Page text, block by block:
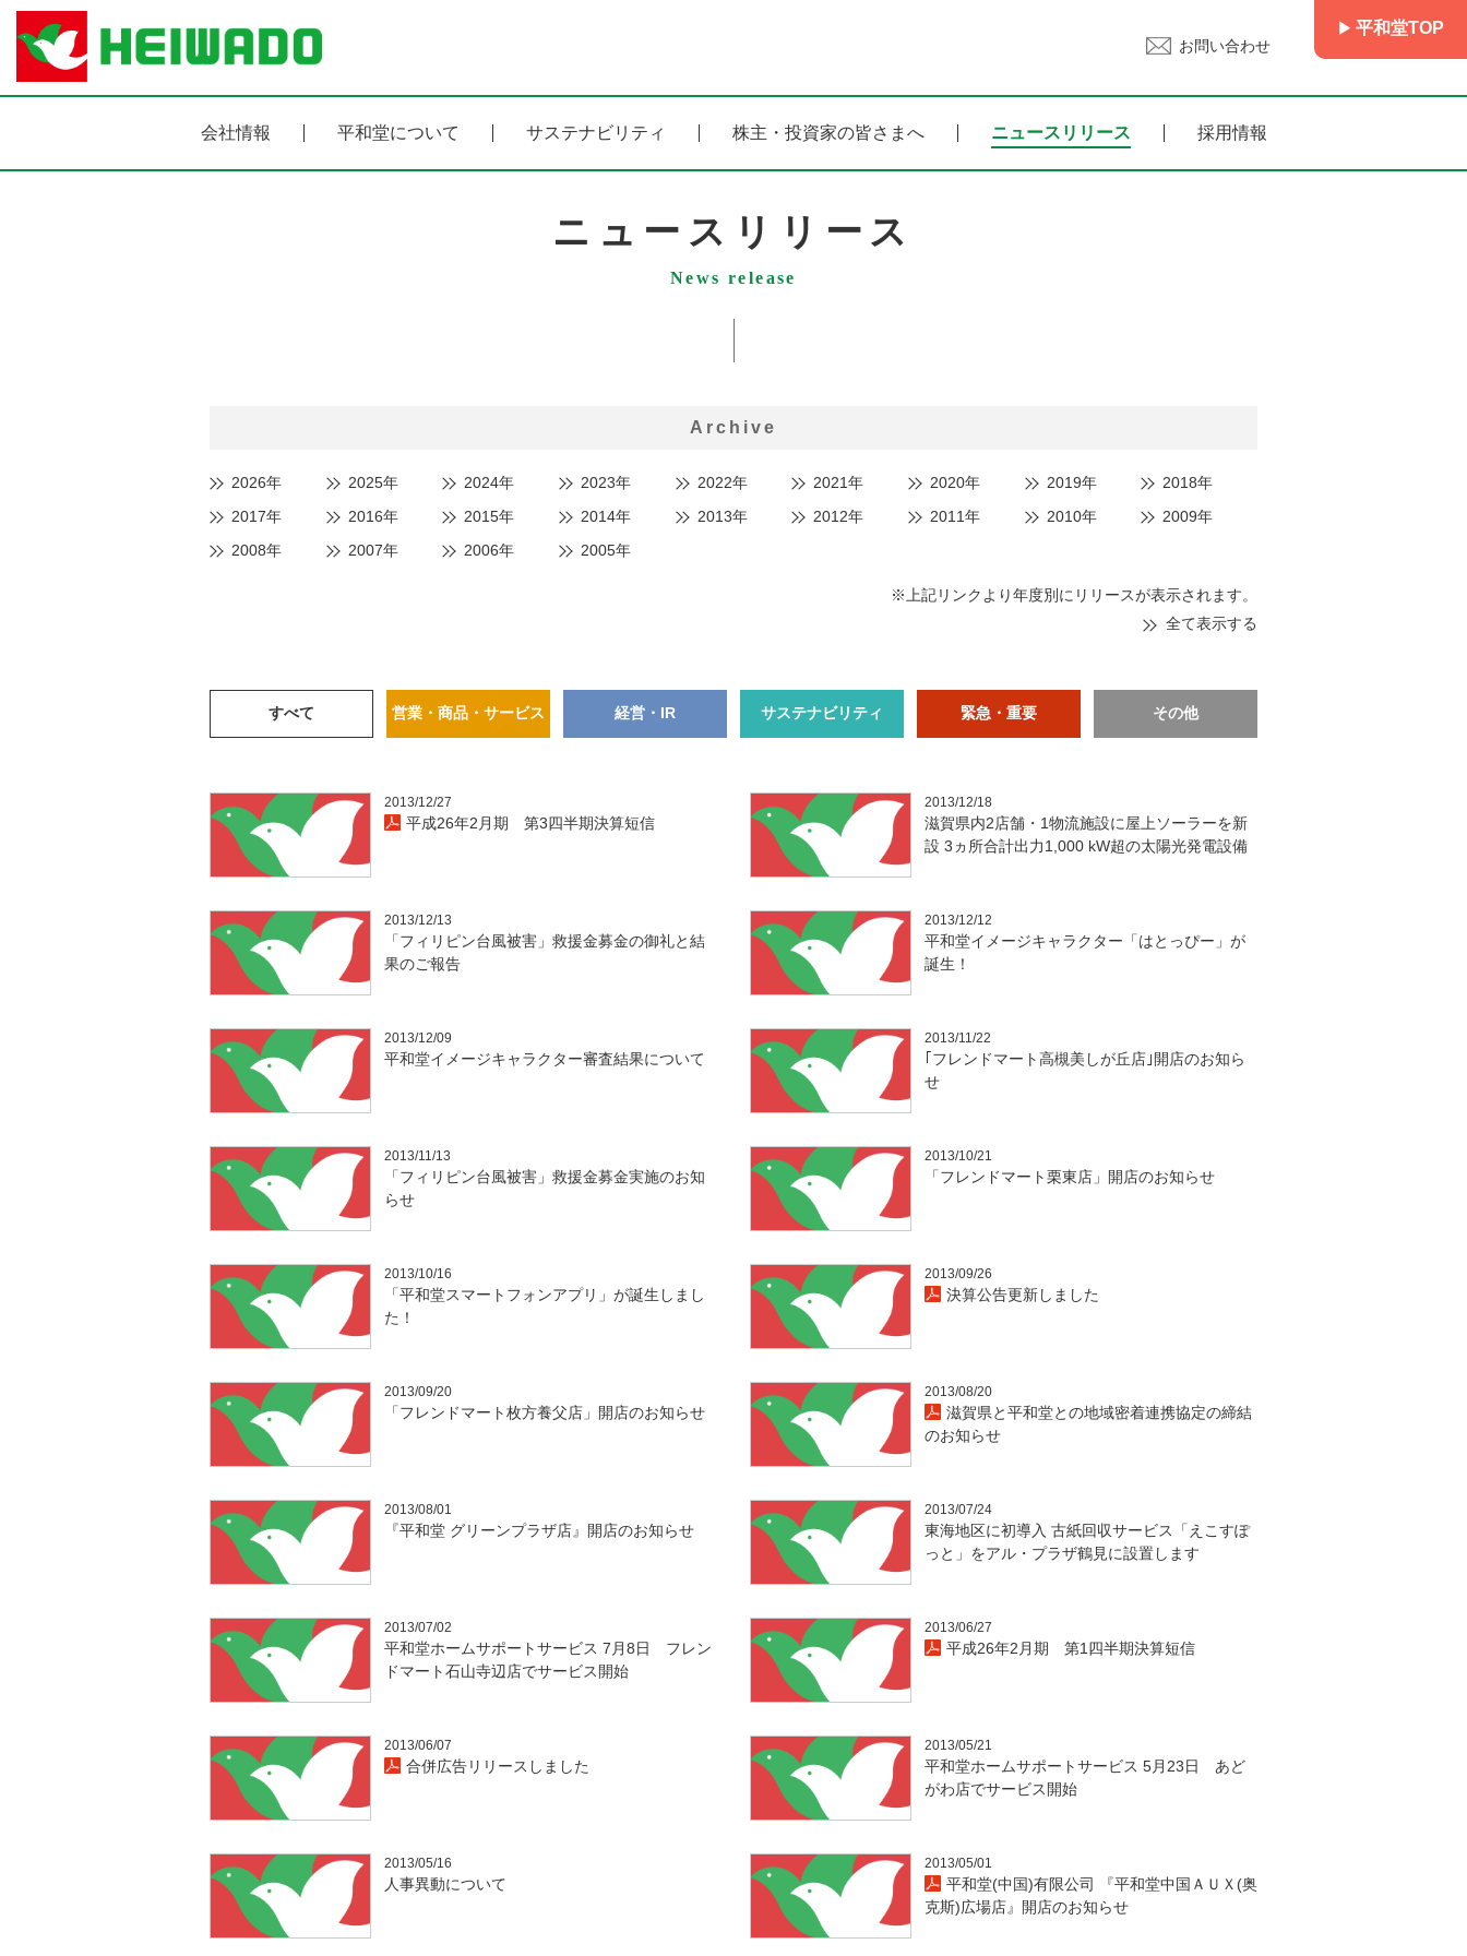
お問い合わせ
平和堂TOP
会社情報 平和堂について サステナビリティ 株主・投資家の皆さまへ ニュースリリース 採用情報
ニュースリリース
News release
Archive
2026年 2025年 2024年 2023年 2022年 2021年 2020年 2019年
2018年
2017年
2016年 2015年 2014年 2013年 2012年 2011年 2010年
2009年
2008年
2007年 2006年 2005年
※上記リンクより年度別にリリースが表示されます。
全て表示する
すべて 営業・商品・サービス 経営・IR サステナビリティ 緊急・重要 その他
2013/12/27
平成26年2月期 第3四半期決算短信
2013/12/18
滋賀県内2店舗・1物流施設に屋上ソーラーを新
設 3ヵ所合計出力1,000 kW超の太陽光発電設備
2013/12/13
「フィリピン台風被害」救援金募金の御礼と結
果のご報告
2013/12/12
平和堂イメージキャラクター「はとっぴー」が
誕生！
2013/12/09
平和堂イメージキャラクター審査結果について
2013/11/22
｢フレンドマート高槻美しが丘店｣開店のお知ら
せ
2013/11/13
「フィリピン台風被害」救援金募金実施のお知
らせ
2013/10/21
「フレンドマート栗東店」開店のお知らせ
2013/10/16
「平和堂スマートフォンアプリ」が誕生しまし
た！
2013/09/26
決算公告更新しました
2013/09/20
「フレンドマート枚方養父店」開店のお知らせ
2013/08/20
滋賀県と平和堂との地域密着連携協定の締結
のお知らせ
2013/08/01
『平和堂 グリーンプラザ店』開店のお知らせ
2013/07/24
東海地区に初導入 古紙回収サービス「えこすぽ
っと」をアル・プラザ鶴見に設置します
2013/07/02
平和堂ホームサポートサービス 7月8日 フレン
ドマート石山寺辺店でサービス開始
2013/06/27
平成26年2月期 第1四半期決算短信
2013/06/07
合併広告リリースしました
2013/05/21
平和堂ホームサポートサービス 5月23日 あど
がわ店でサービス開始
2013/05/16
人事異動について
2013/05/01
平和堂(中国)有限公司 『平和堂中国ＡＵＸ(奥
克斯)広場店』開店のお知らせ